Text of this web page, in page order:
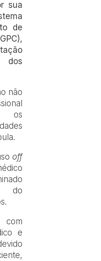
sua
de
dos
não
os
off
do
com
e